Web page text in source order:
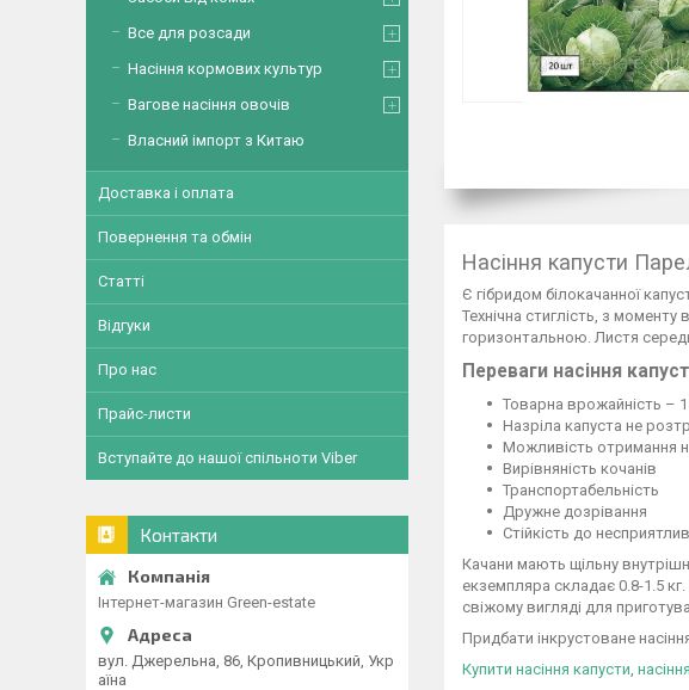
Насіння капусти
Є гібридом білокачанної
Технічна стиглість, з
горизонтальною. Листя
Переваги насіння
Товарна врожайність –
Назріла капуста не
Можливість отримання
Вирівняність кочанів
Транспортабельність
Дружне дозрівання
Стійкість до
Качани мають щільну
екземпляра складає 0.8-1.5
свіжому вигляді для
Придбати інкрустоване
Купити насіння капусти
Все для розсади
Насіння кормових культур
Вагове насіння овочів
Власний імпорт з Китаю
Доставка і оплата
Повернення та обмін
Статті
Відгуки
Про нас
Прайс-листи
Вступайте до нашої спільноти Viber
Контакти
Інтернет-магазин Green-estate
вул. Джерельна, 86, Кропивницький, Укр
аїна